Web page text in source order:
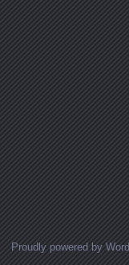
Proudly powered by